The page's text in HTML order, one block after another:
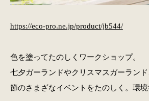
https://eco-pro.ne.jp/product/jb544/
色を塗ってたのしくワークショップ。
七夕ガーランドやクリスマスガーラン
節のさまざなイベントをたのしく。環境